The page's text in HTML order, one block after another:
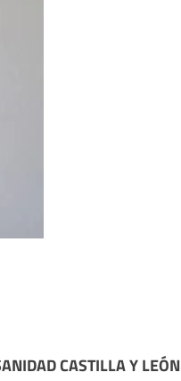
CASTILLA Y LEÓN